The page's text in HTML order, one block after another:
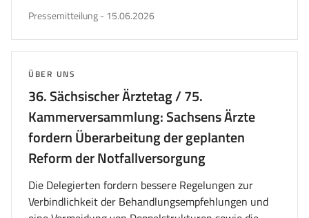
Pressemitteilungveröffentlicht
- 15.06.2026
36. Sächsischer Ärztetag / 75.
Kammerversammlung: Sachsens Ärzte
fordern Überarbeitung der geplanten
Reform der Notfallversorgung
THEMA:
ÜBER UNS
Die Delegierten fordern bessere Regelungen zur
Verbindlichkeit der Behandlungsempfehlungen und